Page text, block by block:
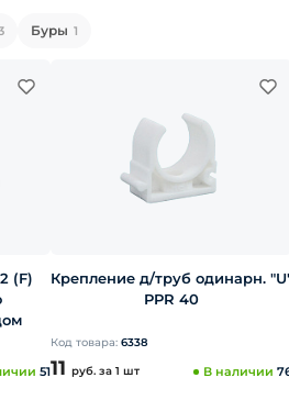
Буры 1
(F)
51
Крепление д/труб одинарн.
PPR 40
Код товара: 6338
11 руб. за 1 шт В наличии